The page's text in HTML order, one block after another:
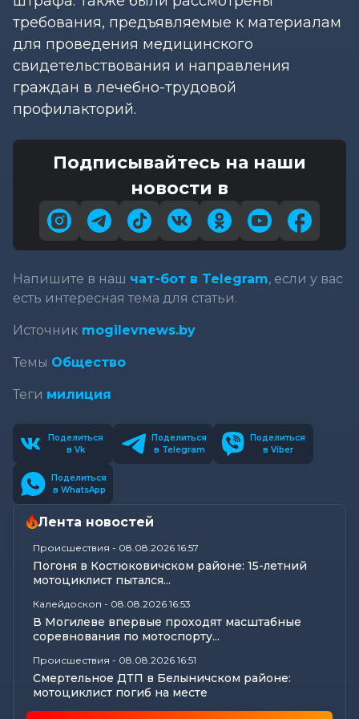
требования, предъявляемые к материалам
для проведения медицинского
свидетельствования и направления
граждан в лечебно-трудовой
профилакторий.
Подписывайтесь на наши
новости в
Напишите в наш чат-бот в Telegram, если у вас
есть интересная тема для статьи.
Источник mogilevnews.by
Темы Общество
Теги милиция
Поделиться
в Vk
Поделиться
в Telegram
Поделиться
в Viber
Поделиться
в WhatsApp
Лента новостей
Происшествия - 08.08.2026 16:57
Погоня в Костюковичском районе: 15-летний
мотоциклист пытался...
Калейдоскоп - 08.08.2026 16:53
В Могилеве впервые проходят масштабные
соревнования по мотоспорту...
Происшествия - 08.08.2026 16:51
Смертельное ДТП в Белыничском районе:
мотоциклист погиб на месте